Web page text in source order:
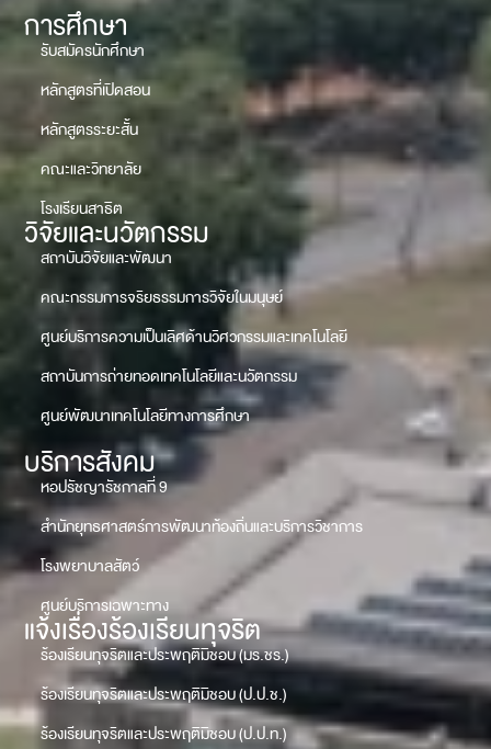
การศึกษา
รับสมัครนักศึกษา
หลักสูตรที่เปิดสอน
หลักสูตรระยะสั้น
คณะและวิทยาลัย
โรงเรียนสาธิต
วิจัยและนวัตกรรม
สถาบันวิจัยและพัฒนา
คณะกรรมการจริยธรรมการวิจัยในมนุษย์
ศูนย์บริการความเป็นเลิศด้านวิศวกรรมและเทคโนโลยี
สถาบันการถ่ายทอดเทคโนโลยีและนวัตกรรม
ศูนย์พัฒนาเทคโนโลยีทางการศึกษา
บริการสังคม
หอปรัชญารัชกาลที่ 9
สำนักยุทธศาสตร์การพัฒนาท้องถิ่นและบริการวิชาการ
โรงพยาบาลสัตว์
ศูนย์บริการเฉพาะทาง
แจ้งเรื่องร้องเรียนทุจริต
ร้องเรียนทุจริตและประพฤติมิชอบ (มร.ชร.)
ร้องเรียนทุจริตและประพฤติมิชอบ (ป.ป.ช.)
ร้องเรียนทุจริตและประพฤติมิชอบ (ป.ป.ท.)